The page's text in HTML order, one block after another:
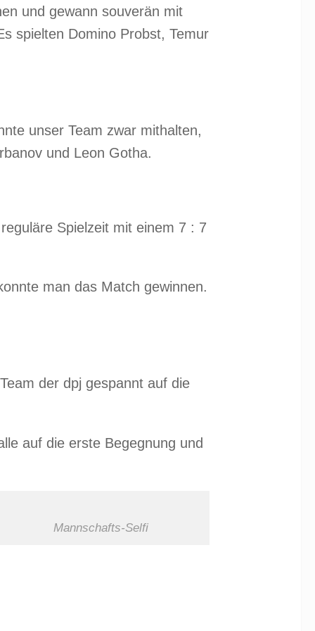
und gewann souverän mit
spielten Domino Probst, Temur
unser Team zwar mithalten,
und Leon Gotha.
Spielzeit mit einem 7 : 7
man das Match gewinnen.
der dpj gespannt auf die
auf die erste Begegnung und
Mannschafts-Selfi